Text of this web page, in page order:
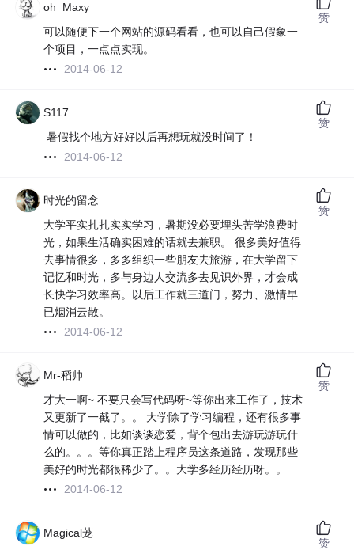
oh_Maxy
可以随便下一个网站的源码看看，也可以自己假象一
个项目，一点点实现。
2014-06-12
赞
S117
暑假找个地方好好以后再想玩就没时间了！
2014-06-12
赞
时光的留念
大学平实扎扎实实学习，暑期没必要埋头苦学浪费时
光，如果生活确实困难的话就去兼职。 很多美好值得
去事情很多，多多组织一些朋友去旅游，在大学留下
记忆和时光，多与身边人交流多去见识外界，才会成
长快学习效率高。以后工作就三道门，努力、激情早
已烟消云散。
2014-06-12
赞
Mr-稻帅
才大一啊~ 不要只会写代码呀~等你出来工作了，技术
又更新了一截了。。 大学除了学习编程，还有很多事
情可以做的，比如谈谈恋爱，背个包出去游玩游玩什
么的。。。等你真正踏上程序员这条道路，发现那些
美好的时光都很稀少了。。大学多经历经历呀。。
2014-06-12
赞
Magical茏
赞